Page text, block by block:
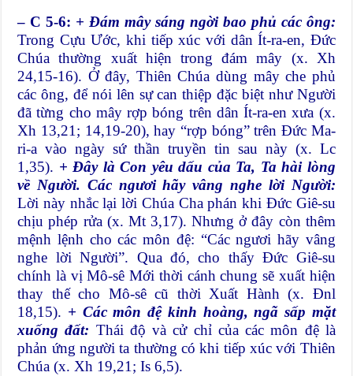
– C 5-6: + Đám mây sáng ngời bao phủ các ông:
Trong Cựu Ước, khi tiếp xúc với dân Ít-ra-en, Đức
Chúa thường xuất hiện trong đám mây (x. Xh
24,15-16). Ở đây, Thiên Chúa dùng mây che phủ
các ông, để nói lên sự can thiệp đặc biệt như Người
đã từng cho mây rợp bóng trên dân Ít-ra-en xưa (x.
Xh 13,21; 14,19-20), hay “rợp bóng” trên Đức Ma-
ri-a vào ngày sứ thần truyền tin sau này (x. Lc
1,35). + Đây là Con yêu dấu của Ta, Ta hài lòng
về Người. Các ngươi hãy vâng nghe lời Người:
Lời này nhắc lại lời Chúa Cha phán khi Đức Giê-su
chịu phép rửa (x. Mt 3,17). Nhưng ở đây còn thêm
mệnh lệnh cho các môn đệ: “Các ngươi hãy vâng
nghe lời Người”. Qua đó, cho thấy Đức Giê-su
chính là vị Mô-sê Mới thời cánh chung sẽ xuất hiện
thay thế cho Mô-sê cũ thời Xuất Hành (x. Đnl
18,15). + Các môn đệ kinh hoàng, ngã sấp mặt
xuống đất: Thái độ và cử chỉ của các môn đệ là
phản ứng người ta thường có khi tiếp xúc với Thiên
Chúa (x. Xh 19,21; Is 6,5).